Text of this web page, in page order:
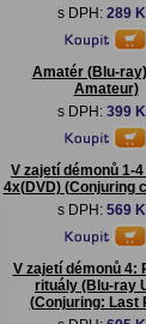
s DPH: 289
Amatér (Blu-
Amateur)
s DPH: 399
V zajetí démonů 1-
4x(DVD) (Conjuring
s DPH: 569
V zajetí démonů 4:
rituály (Blu-ray
(Conjuring: Last